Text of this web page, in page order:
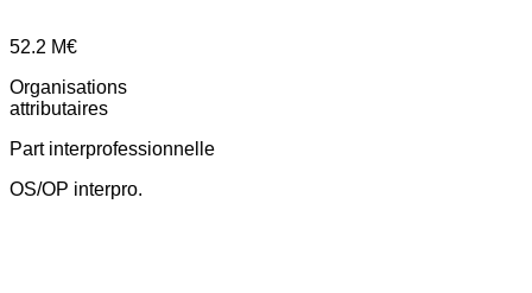
52.2 M€
Organisations
attributaires
Part interprofessionnelle
OS/OP interpro.